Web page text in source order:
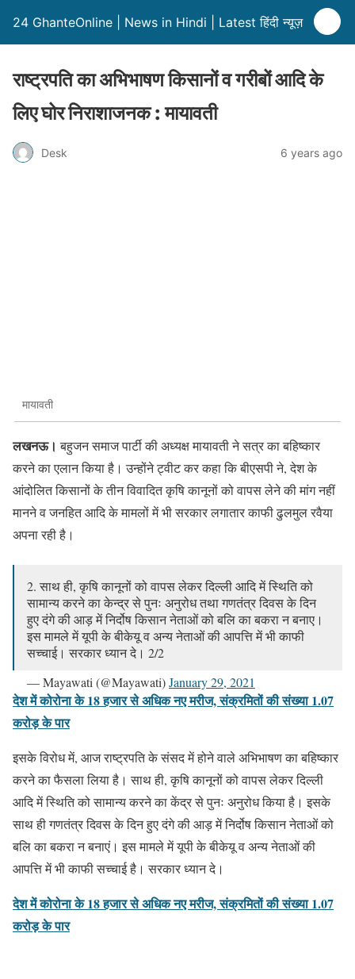
24 GhanteOnline | News in Hindi | Latest हिंदी न्यूज़
राष्ट्रपति का अभिभाषण किसानों व गरीबों आदि के
लिए घोर निराशाजनक : मायावती
Desk 6 years ago
मायावती
लखनऊ। बहुजन समाज पार्टी की अध्यक्ष मायावती ने सत्र का बहिष्कार
करने का एलान किया है। उन्होंने ट्वीट कर कहा कि बीएसपी ने, देश के
आंदोलित किसानों के तीन विवादित कृषि कानूनों को वापस लेने की मांग नहीं
मानने व जनहित आदि के मामलों में भी सरकार लगातार काफी ढुलमुल रवैया
अपना रही है।
2. साथ ही, कृषि कानूनों को वापस लेकर दिल्ली आदि में स्थिति को
सामान्य करने का केन्द्र से पुनः अनुरोध तथा गणतंत्र दिवस के दिन
हुए दंगे की आड़ में निर्दोष किसान नेताओं को बलि का बकरा न बनाए।
इस मामले में यूपी के बीकेयू व अन्य नेताओं की आपत्ति में भी काफी
सच्चाई। सरकार ध्यान दे। 2/2
— Mayawati (@Mayawati)January 29, 2021
देश में कोरोना के 18 हजार से अधिक नए मरीज, संक्रमितों की संख्या 1.07
करोड़ के पार
इसके विरोध में, आज राष्ट्रपति के संसद में होने वाले अभिभाषण का बहिष्कार
करने का फैसला लिया है। साथ ही, कृषि कानूनों को वापस लेकर दिल्ली
आदि में स्थिति को सामान्य करने का केंद्र से पुनः अनुरोध किया है। इसके
साथ ही गणतंत्र दिवस के दिन हुए दंगे की आड़ में निर्दोष किसान नेताओं को
बलि का बकरा न बनाएं। इस मामले में यूपी के बीकेयू व अन्य नेताओं की
आपत्ति में भी काफी सच्चाई है। सरकार ध्यान दे।
देश में कोरोना के 18 हजार से अधिक नए मरीज, संक्रमितों की संख्या 1.07
करोड़ के पार